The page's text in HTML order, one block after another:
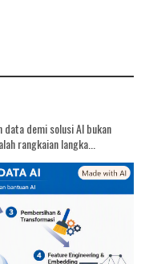
data demi solusi AI bukan
rangkaian langka...